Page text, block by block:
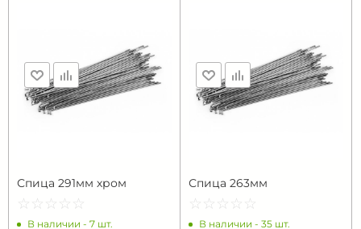
Спица 291мм хром
☆ ☆ ☆ ☆ ☆
★ ★ ★ ★ ★
В наличии - 7 шт.
Спица 263мм
☆ ☆ ☆ ☆ ☆
★ ★ ★ ★ ★
В наличии - 35 шт.